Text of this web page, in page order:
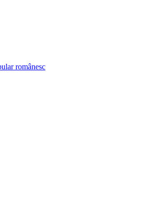
românesc